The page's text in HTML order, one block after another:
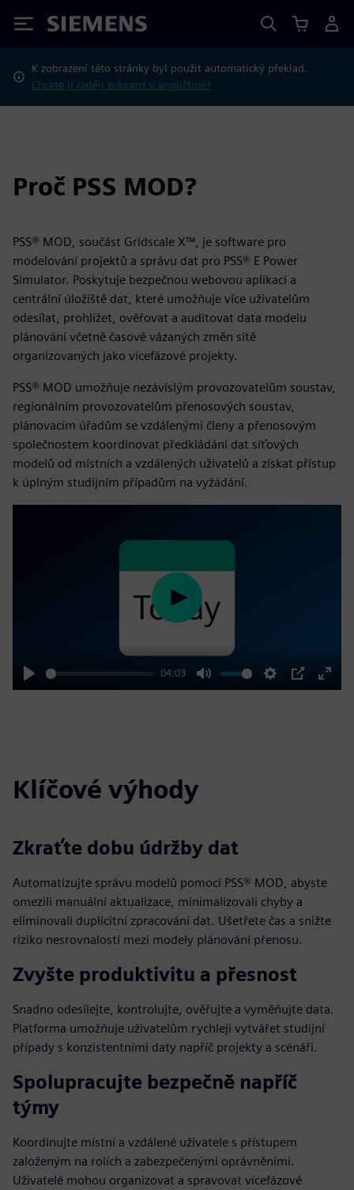
Siemens
K zobrazení této stránky byl použit automatický překlad.
Chcete ji raději zobrazit v angličtině?
Proč PSS MOD?
PSS® MOD, součást Gridscale X™, je software pro
modelování projektů a správu dat pro PSS® E Power
Simulator. Poskytuje bezpečnou webovou aplikaci a
centrální úložiště dat, které umožňuje více uživatelům
odesílat, prohlížet, ověřovat a auditovat data modelu
plánování včetně časově vázaných změn sítě
organizovaných jako vícefázové projekty.
PSS® MOD umožňuje nezávislým provozovatelům soustav,
regionálním provozovatelům přenosových soustav,
plánovacím úřadům se vzdálenými členy a přenosovým
společnostem koordinovat předkládání dat síťových
modelů od místních a vzdálených uživatelů a získat přístup
k úplným studijním případům na vyžádání.
Play
04:03
Mute Settings
PIP
Enter
Play
Klíčové výhody
Zkraťte dobu údržby dat
Automatizujte správu modelů pomocí PSS® MOD, abyste
omezili manuální aktualizace, minimalizovali chyby a
eliminovali duplicitní zpracování dat. Ušetřete čas a snižte
riziko nesrovnalostí mezi modely plánování přenosu.
Zvyšte produktivitu a přesnost
Snadno odesílejte, kontrolujte, ověřujte a vyměňujte data.
Platforma umožňuje uživatelům rychleji vytvářet studijní
případy s konzistentními daty napříč projekty a scénáři.
Spolupracujte bezpečně napříč
týmy
Koordinujte místní a vzdálené uživatele s přístupem
založeným na rolích a zabezpečenými oprávněními.
Uživatelé mohou organizovat a spravovat vícefázové